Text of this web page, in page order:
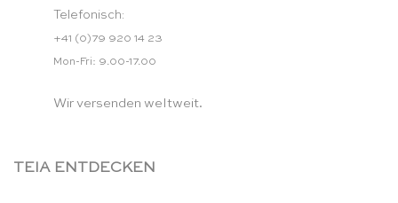
Telefonisch:
+41 (0)79 920 14 23
Mon-Fri: 9.00-17.00
Wir versenden weltweit.
TEIA ENTDECKEN